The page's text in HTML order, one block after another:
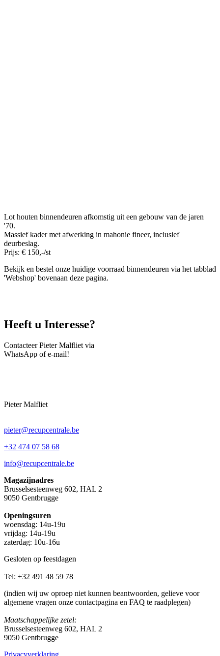
Lot houten binnendeuren afkomstig uit een gebouw van de jaren
'70.
Massief kader met afwerking in mahonie fineer, inclusief
deurbeslag.
Prijs: € 150,-/st
Bekijk en bestel onze huidige voorraad binnendeuren via het tabblad
'Webshop' bovenaan deze pagina.
Heeft u Interesse?
Contacteer Pieter Malfliet via
WhatsApp of e-mail!
Pieter Malfliet
pieter@recupcentrale.be
+32 474 07 58 68
info@recupcentrale.be
Magazijnadres
Brusselsesteenweg 602, HAL 2
9050 Gentbrugge
Openingsuren
woensdag: 14u-19u
vrijdag: 14u-19u
zaterdag: 10u-16u
Gesloten op feestdagen
Tel: +32 491 48 59 78
(indien wij uw oproep niet kunnen beantwoorden, gelieve voor
algemene vragen onze contactpagina en FAQ te raadplegen)
Maatschappelijke zetel:
Brusselsesteenweg 602, HAL 2
9050 Gentbrugge
Privacyverklaring